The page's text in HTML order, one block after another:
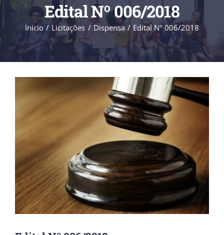
Edital Nº 006/2018
Início Licitações Dispensa Edital Nº 006/2018
Larger
Image